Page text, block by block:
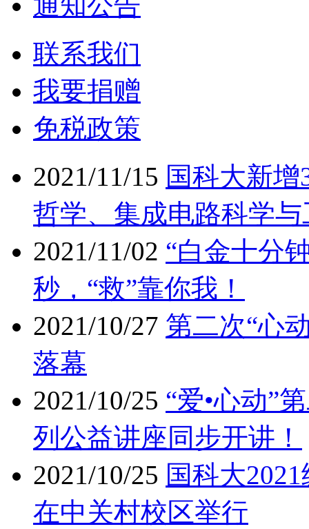
联系我们
我要捐赠
免税政策
2021/11/15 国科大新
哲学、集成电路科学
2021/11/02 “白金十分
秒，“救”靠你我！
2021/10/27 第二次“心
落幕
2021/10/25 “爱•心动”
列公益讲座同步开讲！
2021/10/25 国科大
在中关村校区举行